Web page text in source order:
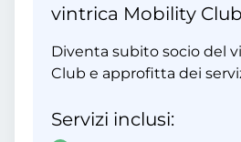
vintrica Mobility Club
Diventa subito socio del
Club e approfitta dei
Servizi inclusi: